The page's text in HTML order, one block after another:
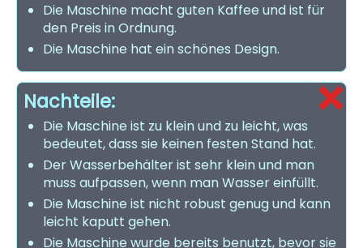
Die Maschine macht guten Kaffee und ist für
den Preis in Ordnung.
Die Maschine hat ein schönes Design.
Nachteile:
Die Maschine ist zu klein und zu leicht, was
bedeutet, dass sie keinen festen Stand hat.
Der Wasserbehälter ist sehr klein und man
muss aufpassen, wenn man Wasser einfüllt.
Die Maschine ist nicht robust genug und kann
leicht kaputt gehen.
Die Maschine wurde bereits benutzt, bevor sie